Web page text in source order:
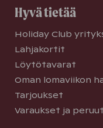
Hyvä tietää
Holiday Club
Lahjakortit
Löytötavarat
Oman lomaviikon
Tarjoukset
Varaukset ja